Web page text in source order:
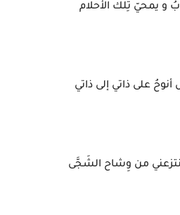
و يمحيّ تِلك الأحلام
على ذاتي إلى ذاتي
من وِشاح الشَجَّى